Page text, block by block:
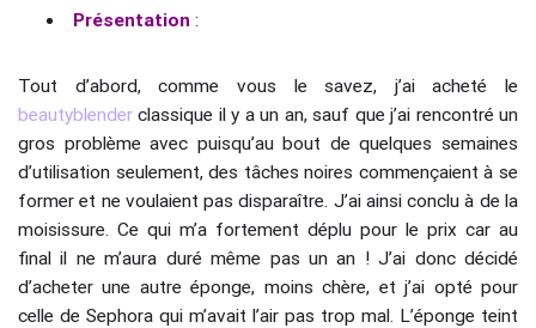
Présentation :
Tout d’abord, comme vous le savez, j’ai acheté le
beautyblender classique il y a un an, sauf que j’ai rencontré un
gros problème avec puisqu’au bout de quelques semaines
d’utilisation seulement, des tâches noires commençaient à se
former et ne voulaient pas disparaître. J’ai ainsi conclu à de la
moisissure. Ce qui m’a fortement déplu pour le prix car au
final il ne m’aura duré même pas un an ! J’ai donc décidé
d’acheter une autre éponge, moins chère, et j’ai opté pour
celle de Sephora qui m’avait l’air pas trop mal. L’éponge teint